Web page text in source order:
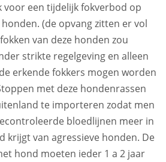
voor een tijdelijk fokverbod op
(de opvang zitten er vol
van deze honden zou
strikte regelgeving en alleen
erkende fokkers mogen worden
met deze hondenrassen
te importeren zodat men
bloedlijnen meer in
krijgt van agressieve honden. De
hond moeten ieder 1 a 2 jaar